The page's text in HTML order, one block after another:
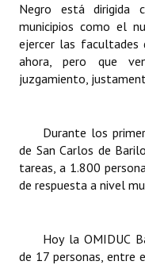
Negro está dirigida
municipios como el
ejercer las facultades
ahora, pero que
juzgamiento,
Durante los
de San Carlos de
tareas, a 1.800
de respuesta a nivel
Hoy la OMIDUC
de 17 personas, entre